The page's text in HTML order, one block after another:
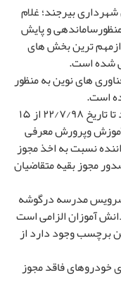
بیرجند؛ غلام
و پایش
ترین بخش های
شده است.
های نوین به منظور
است.
وی تصریح نمود: در این راستا درشهر بیرجند تا تاریخ ۲۲/۷/۹۸ از ۱۵
وبه آموزش وپرورش معرفی
از ۲۵۱ راننده متقاضی تعداد۱۹۵ راننده نسبت به اخذ مجوز
مجوز بقیه متقاضیان
سرویس مدرسه درگوشه
آموزان الزامی است
برچسب وجود دارد از
خودروهای فاقد مجوز